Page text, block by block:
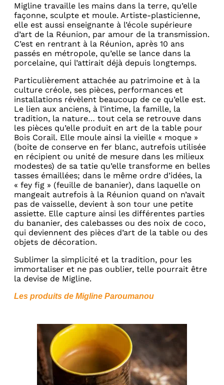
Migline travaille les mains dans la terre, qu’elle
façonne, sculpte et moule. Artiste-plasticienne,
elle est aussi enseignante à l’école supérieure
d’art de la Réunion, par amour de la transmission.
C’est en rentrant à la Réunion, après 10 ans
passés en métropole, qu’elle se lance dans la
porcelaine, qui l’attirait déjà depuis longtemps.
Particulièrement attachée au patrimoine et à la
culture créole, ses pièces, performances et
installations révèlent beaucoup de ce qu’elle est.
Le lien aux anciens, à l’intime, la famille, la
tradition, la nature… tout cela se retrouve dans
les pièces qu’elle produit en art de la table pour
Bois Corail. Elle moule ainsi la vieille « moque »
(boite de conserve en fer blanc, autrefois utilisée
en récipient ou unité de mesure dans les milieux
modestes) de sa tatie qu’elle transforme en belles
tasses émaillées; dans le même ordre d’idées, la
« fey fig » (feuille de bananier), dans laquelle on
mangeait autrefois à la Réunion quand on n’avait
pas de vaisselle, devient à son tour une petite
assiette. Elle capture ainsi les différentes parties
du bananier, des calebasses ou des noix de coco,
qui deviennent des pièces d’art de la table ou des
objets de décoration.
Sublimer la simplicité et la tradition, pour les
immortaliser et ne pas oublier, telle pourrait être
la devise de Migline.
Les produits de Migline Paroumanou